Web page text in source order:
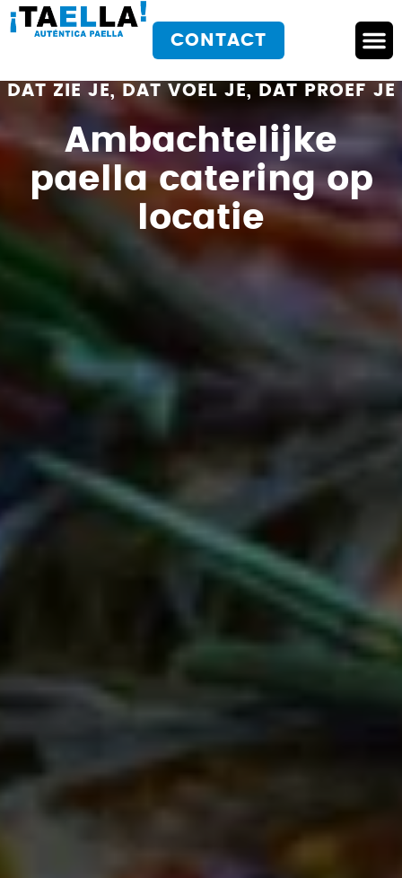
de
inhoud
CONTACT
DAT ZIE JE, DAT VOEL JE, DAT PROEF JE
Ambachtelijke
paella catering op
locatie